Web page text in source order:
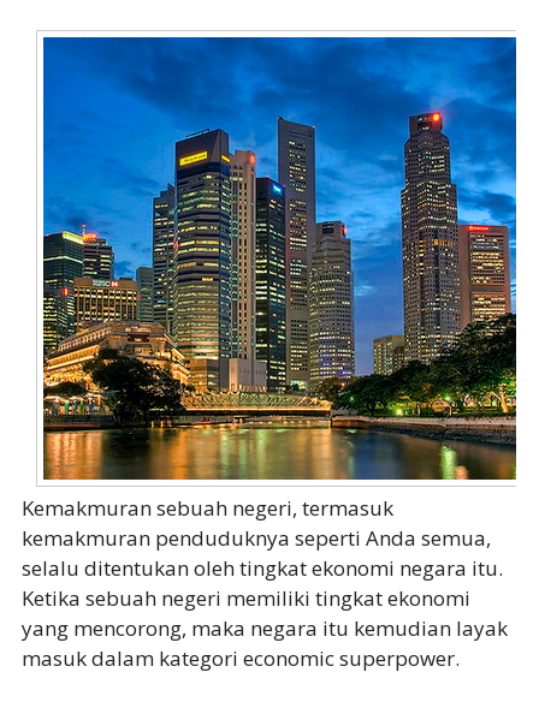
Kemakmuran sebuah negeri, termasuk
kemakmuran penduduknya seperti Anda semua,
selalu ditentukan oleh tingkat ekonomi negara itu.
Ketika sebuah negeri memiliki tingkat ekonomi
yang mencorong, maka negara itu kemudian layak
masuk dalam kategori economic superpower.